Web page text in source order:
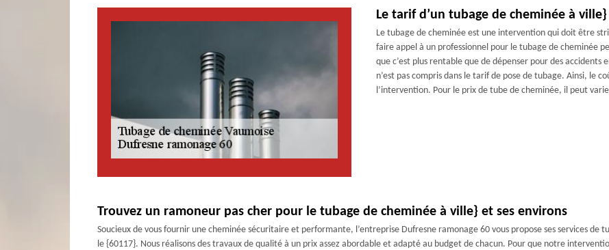
Le tarif d’un tubage de cheminée à
Le tubage de cheminée est une intervention qui doit être
faire appel à un professionnel pour le tubage de cheminée
que c’est plus rentable que de dépenser pour des
n’est pas compris dans le tarif de pose de tubage. Ainsi, le
l’intervention. Pour le prix de tube de cheminée, il peut
Trouvez un ramoneur pas cher pour le tubage de cheminée à ville} et ses environs
Soucieux de vous fournir une cheminée sécuritaire et performante, l’entreprise Dufresne ramonage 60 vous propose ses services de
le {60117}. Nous réalisons des travaux de qualité à un prix assez abordable et adapté au budget de chacun. Pour que notre